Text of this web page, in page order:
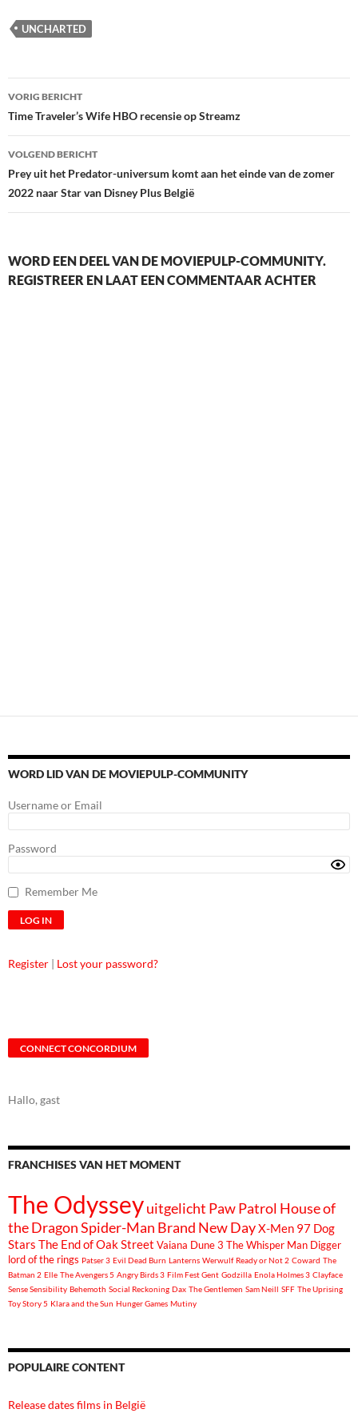
UNCHARTED
Berichtnavigatie
VORIG BERICHT
Time Traveler’s Wife HBO recensie op Streamz
VOLGEND BERICHT
Prey uit het Predator-universum komt aan het einde van de zomer
2022 naar Star van Disney Plus België
WORD EEN DEEL VAN DE MOVIEPULP-COMMUNITY.
REGISTREER EN LAAT EEN COMMENTAAR ACHTER
WORD LID VAN DE MOVIEPULP-COMMUNITY
Username or Email
Password
Remember Me
Register | Lost your password?
CONNECT CONCORDIUM
Hallo, gast
FRANCHISES VAN HET MOMENT
The Odysseyuitgelicht Paw Patrol House of
the DragonSpider-Man Brand New DayX-Men 97 Dog
Stars The End of Oak Street Vaiana Dune 3 The Whisper Man Digger
lord of the rings Patser 3 Evil Dead Burn Lanterns Werwulf Ready or Not 2 Coward The
Batman 2 Elle The Avengers 5 Angry Birds 3 Film Fest Gent Godzilla Enola Holmes 3 Clayface
Sense Sensibility Behemoth Social Reckoning Dax The Gentlemen Sam Neill SFF The Uprising
Toy Story 5 Klara and the Sun Hunger Games Mutiny
POPULAIRE CONTENT
Release dates films in België